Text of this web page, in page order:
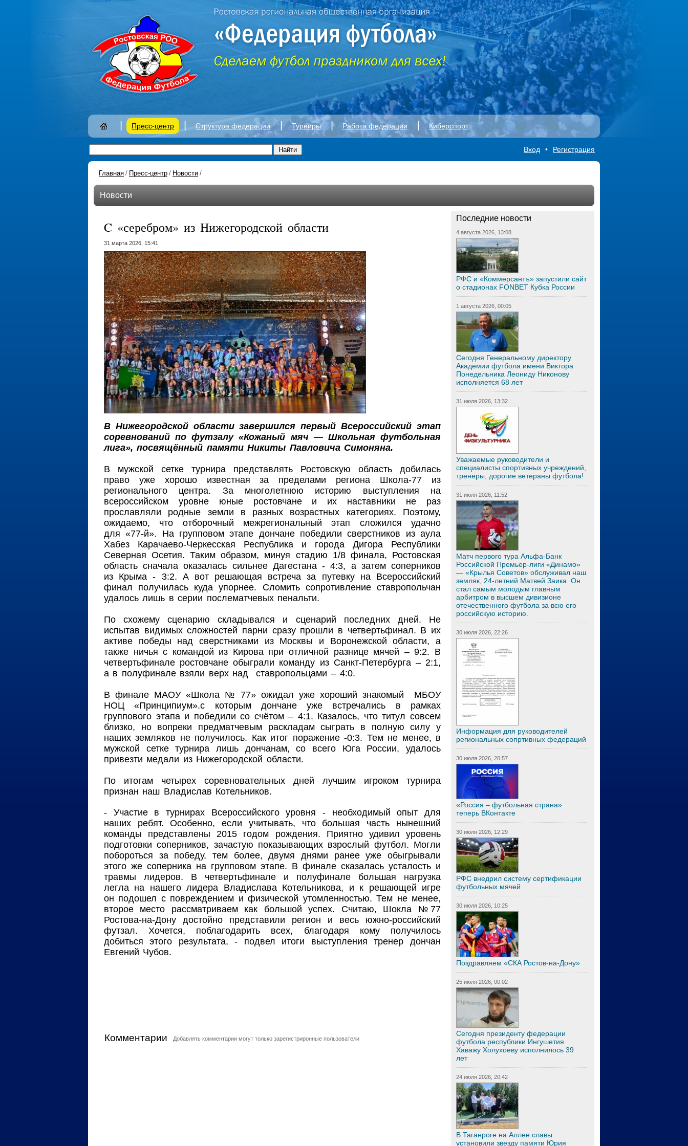
Пресс-центр Структура федерации Турниры | Работа федерации | Киберспорт
Вход • Регистрация
Главная / Пресс-центр / Новости /
Новости
C «серебром» из Нижегородской области
31 марта 2026, 15:41
В Нижегородской области завершился первый Всероссийский этап
соревнований по футзалу «Кожаный мяч — Школьная футбольная
лига», посвящённый памяти Никиты Павловича Симоняна.
В мужской сетке турнира представлять Ростовскую область добилась
право уже хорошо известная за пределами региона Школа-77 из
регионального центра. За многолетнюю историю выступления на
всероссийском уровне юные ростовчане и их наставники не раз
прославляли родные земли в разных возрастных категориях. Поэтому,
ожидаемо, что отборочный межрегиональный этап сложился удачно
для «77-й». На групповом этапе дончане победили сверстников из аула
Хабез Карачаево-Черкесская Республика и города Дигора Республики
Северная Осетия. Таким образом, минуя стадию 1/8 финала, Ростовская
область сначала оказалась сильнее Дагестана - 4:3, а затем соперников
из Крыма - 3:2. А вот решающая встреча за путевку на Всероссийский
финал получилась куда упорнее. Сломить сопротивление ставропольчан
удалось лишь в серии послематчевых пенальти.
По схожему сценарию складывался и сценарий последних дней. Не
испытав видимых сложностей парни сразу прошли в четвертьфинал. В их
активе победы над сверстниками из Москвы и Воронежской области, а
также ничья с командой из Кирова при отличной разнице мячей – 9:2. В
четвертьфинале ростовчане обыграли команду из Санкт-Петербурга – 2:1,
а в полуфинале взяли верх над ставропольцами – 4:0.
В финале МАОУ «Школа № 77» ожидал уже хороший знакомый МБОУ
НОЦ «Принципиум».с которым дончане уже встречались в рамках
группового этапа и победили со счётом – 4:1. Казалось, что титул совсем
близко, но вопреки предматчевым раскладам сыграть в полную силу у
наших земляков не получилось. Как итог поражение -0:3. Тем не менее, в
мужской сетке турнира лишь дончанам, со всего Юга России, удалось
привезти медали из Нижегородской области.
По итогам четырех соревновательных дней лучшим игроком турнира
признан наш Владислав Котельников.
- Участие в турнирах Всероссийского уровня - необходимый опыт для
наших ребят. Особенно, если учитывать, что большая часть нынешний
команды представлены 2015 годом рождения. Приятно удивил уровень
подготовки соперников, зачастую показывающих взрослый футбол. Могли
побороться за победу, тем более, двумя днями ранее уже обыгрывали
этого же соперника на групповом этапе. В финале сказалась усталость и
травмы лидеров. В четвертьфинале и полуфинале большая нагрузка
легла на нашего лидера Владислава Котельникова, и к решающей игре
он подошел с повреждением и физической утомленностью. Тем не менее,
второе место рассматриваем как большой успех. Считаю, Шокла №77
Ростова-на-Дону достойно представили регион и весь южно-российский
футзал. Хочется, поблагодарить всех, благодаря кому получилось
добиться этого результата, - подвел итоги выступления тренер дончан
Евгений Чубов.
Комментарии Добавлять комментарии могут только зарегистриронные пользователи
Последние новости
4 августа 2026, 13:08
РФС и «Коммерсантъ» запустили сайт
о стадионах FONBET Кубка России
1 августа 2026, 00:05
Сегодня Генеральному директору
Академии футбола имени Виктора
Понедельника Леониду Никонову
исполняется 68 лет
31 июля 2026, 13:32
Уважаемые руководители и
специалисты спортивных учреждений,
тренеры, дорогие ветераны футбола!
31 июля 2026, 11:52
Матч первого тура Альфа-Банк
Российской Премьер-лиги «Динамо»
— «Крылья Советов» обслуживал наш
земляк, 24-летний Матвей Заика. Он
стал самым молодым главным
арбитром в высшем дивизионе
отечественного футбола за всю его
российскую историю.
30 июля 2026, 22:26
Информация для руководителей
региональных сопртивных федераций
30 июля 2026, 20:57
«Россия – футбольная страна»
теперь ВКонтакте
30 июля 2026, 12:29
РФС внедрил систему сертификации
футбольных мячей
30 июля 2026, 10:25
Поздравляем «СКА Ростов-на-Дону»
25 июля 2026, 00:02
Сегодня президенту федерации
футбола республики Ингушетия
Хаважу Холухоеву исполнилось 39
лет
24 июля 2026, 20:42
В Таганроге на Аллее славы
установили звезду памяти Юрия